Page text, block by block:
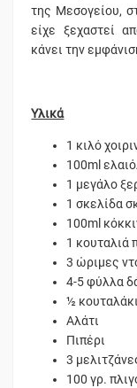
της Μεσογείου,
είχε ξεχαστεί
κάνει την
Υλικά
1 κιλό
100ml
1 μεγάλο
1 σκελίδα
100ml
1 κουταλιά
3 ώριμες
4-5 φύλλα
½
Αλάτι
Πιπέρι
3
100 γρ.